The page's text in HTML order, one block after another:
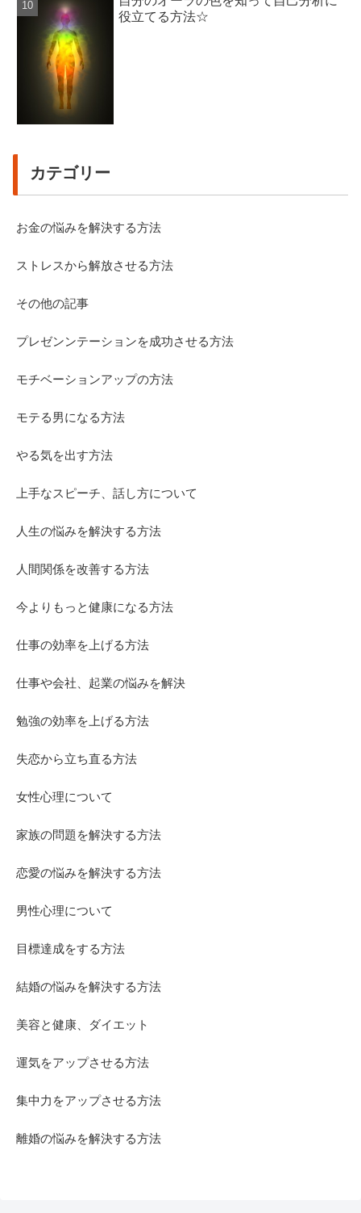
役立てる方法☆
カテゴリー
お金の悩みを解決する方法
ストレスから解放させる方法
その他の記事
プレゼンンテーションを成功させる方法
モチベーションアップの方法
モテる男になる方法
やる気を出す方法
上手なスピーチ、話し方について
人生の悩みを解決する方法
人間関係を改善する方法
今よりもっと健康になる方法
仕事の効率を上げる方法
仕事や会社、起業の悩みを解決
勉強の効率を上げる方法
失恋から立ち直る方法
女性心理について
家族の問題を解決する方法
恋愛の悩みを解決する方法
男性心理について
目標達成をする方法
結婚の悩みを解決する方法
美容と健康、ダイエット
運気をアップさせる方法
集中力をアップさせる方法
離婚の悩みを解決する方法